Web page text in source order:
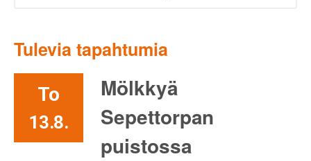
Tulevia tapahtumia
To
13.8.
Mölkkyä
Sepettorpan
puistossa